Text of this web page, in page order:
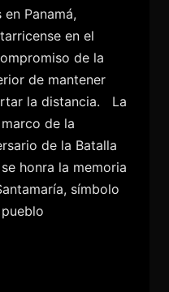
Panamá,
en el
de la
de mantener
la distancia.
La
de la
de la Batalla
honra la memoria
símbolo